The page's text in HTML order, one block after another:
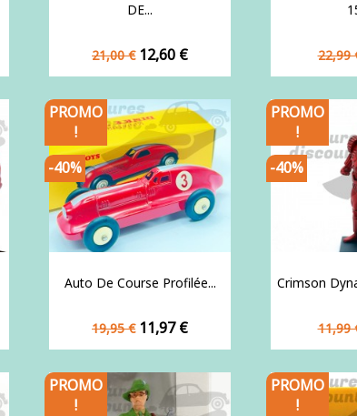
DE...
Prix
de
21,00 € Prix
12,60 €
Prix
de
22,99
Auto De Course Profilée...
Prix
de
19,95 € Prix
11,97 €
PROMO
!
-40%
Crimson
Prix
de
11,99
PROMO
!
-40%
PROMO
!
PROMO
!